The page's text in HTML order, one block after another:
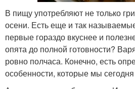
В пищу употребляют не только
осени. Есть еще и так
первые гораздо вкуснее и
опята до полной готовности?
ровно полчаса. Конечно, есть
особенности, которые мы